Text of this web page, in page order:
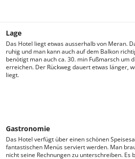
Lage
Das Hotel liegt etwas ausserhalb von Meran.
ruhig und man kann auch auf dem Balkon
benötigt man auch ca. 30. min Fußmarsch um
erreichen. Der Rückweg dauert etwas länger,
liegt.
Gastronomie
Das Hotel verfügt über einen schönen
fantastischen Menüs serviert werden. Man
nicht seine Rechnungen zu unterschreiben.